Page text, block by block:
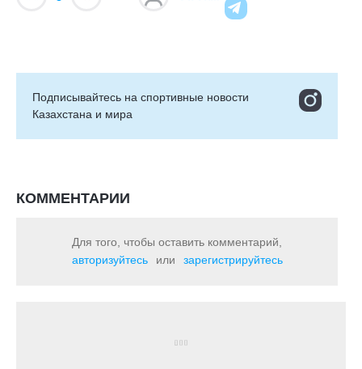
Подписывайтесь на cпортивные новости
Казахстана и мира
КОММЕНТАРИИ
Для того, чтобы оставить комментарий,
авторизуйтесь
или зарегистрируйтесь